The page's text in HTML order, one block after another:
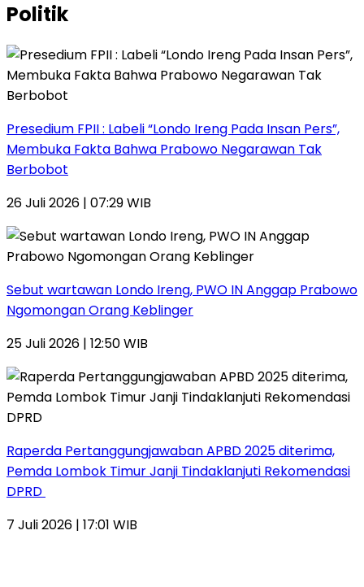
Politik
Presedium FPII : Labeli “Londo Ireng Pada Insan Pers”,
Membuka Fakta Bahwa Prabowo Negarawan Tak
Berbobot
26 Juli 2026 | 07:29 WIB
Sebut wartawan Londo Ireng, PWO IN Anggap Prabowo
Ngomongan Orang Keblinger
25 Juli 2026 | 12:50 WIB
Raperda Pertanggungjawaban APBD 2025 diterima,
Pemda Lombok Timur Janji Tindaklanjuti Rekomendasi
DPRD
7 Juli 2026 | 17:01 WIB